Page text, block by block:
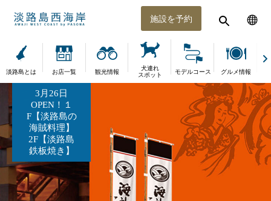
施設を予約
淡路島とは お店一覧 観光情報
犬連れ
スポット
モデルコース グルメ情報
3月26日
OPEN！１
F【淡路島の
海賊料理】
2F【淡路島
鉄板焼き】